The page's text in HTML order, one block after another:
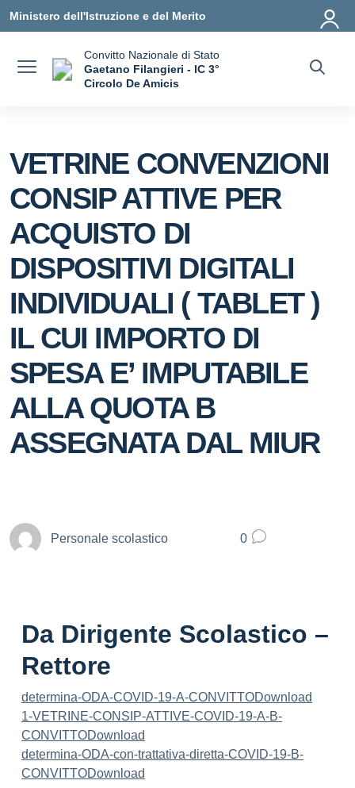
Ministero dell'Istruzione e del Merito
Convitto Nazionale di Stato
Gaetano Filangieri - IC 3°
Circolo De Amicis
VETRINE CONVENZIONI
CONSIP ATTIVE PER
ACQUISTO DI
DISPOSITIVI DIGITALI
INDIVIDUALI ( TABLET )
IL CUI IMPORTO DI
SPESA E’ IMPUTABILE
ALLA QUOTA B
ASSEGNATA DAL MIUR
Personale scolastico 0
Da Dirigente Scolastico –
Rettore
determina-ODA-COVID-19-A-CONVITTODownload
1-VETRINE-CONSIP-ATTIVE-COVID-19-A-B-
CONVITTODownload
determina-ODA-con-trattativa-diretta-COVID-19-B-
CONVITTODownload